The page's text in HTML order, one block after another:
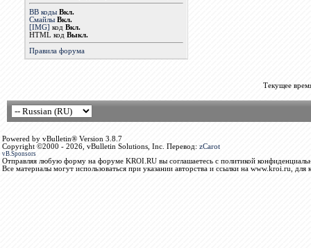
BB коды Вкл.
Смайлы Вкл.
[IMG] код Вкл.
HTML код Выкл.
Правила форума
Текущее
Powered by vBulletin® Version 3.8.7
Copyright ©2000 - 2026, vBulletin Solutions, Inc. Перевод: zCarot
vB.Sponsors
Отправляя любую форму на форуме KROI.RU вы соглашаетесь с политикой
Все материалы могут использоваться при указании авторства и ссылки на www.kroi.ru, для